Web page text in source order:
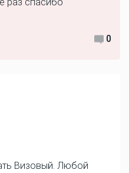
0
Визовый. Любой